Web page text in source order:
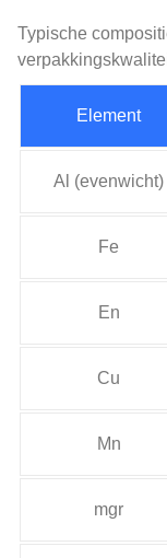
Typische
Element
Al (evenwicht)
Fe
En
Cu
Mn
mgr